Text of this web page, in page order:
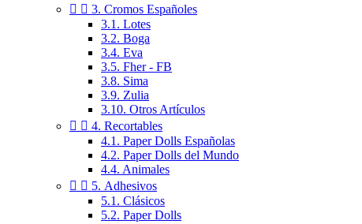
  3. Cromos Españoles
3.1. Lotes
3.2. Boga
3.4. Eva
3.5. Fher - FB
3.8. Sima
3.9. Zulia
3.10. Otros Artículos
  4. Recortables
4.1. Paper Dolls Españolas
4.2. Paper Dolls del Mundo
4.4. Animales
  5. Adhesivos
5.1. Clásicos
5.2. Paper Dolls